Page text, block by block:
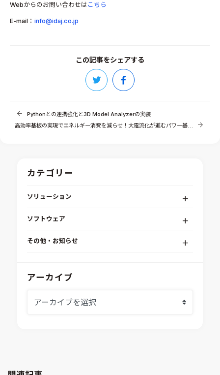
Webからのお問い合わせは こちら
E-mail： info@idaj.co.jp
この記事をシェアする
Pythonとの連携強化と3D Model Analyzerの実装
カテゴリー
ソリューション
組込みソフトウェア開発プラットフォーム
システムシミュレーション
ソフトウェア
modeFRONTIER
Ansys SCADE
Virtual Environment
その他・お知らせ
IDAJからのお知らせ
アーカイブ